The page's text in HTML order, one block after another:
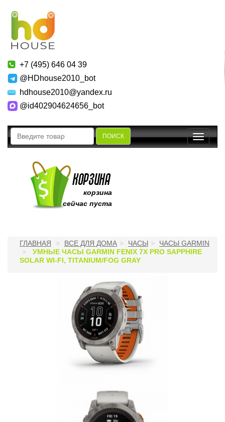
+7 (495) 646 04 39
@HDhouse2010_bot
hdhouse2010@yandex.ru
@id402904624656_bot
ПОИСК
Toggle
корзина
сейчас пуста
ГЛАВНАЯ ВСЕ ДЛЯ ДОМА ЧАСЫ
ЧАСЫ GARMIN
УМНЫЕ ЧАСЫ GARMIN FENIX 7X PRO SAPPHIRE
SOLAR WI-FI, TITANIUM/FOG GRAY